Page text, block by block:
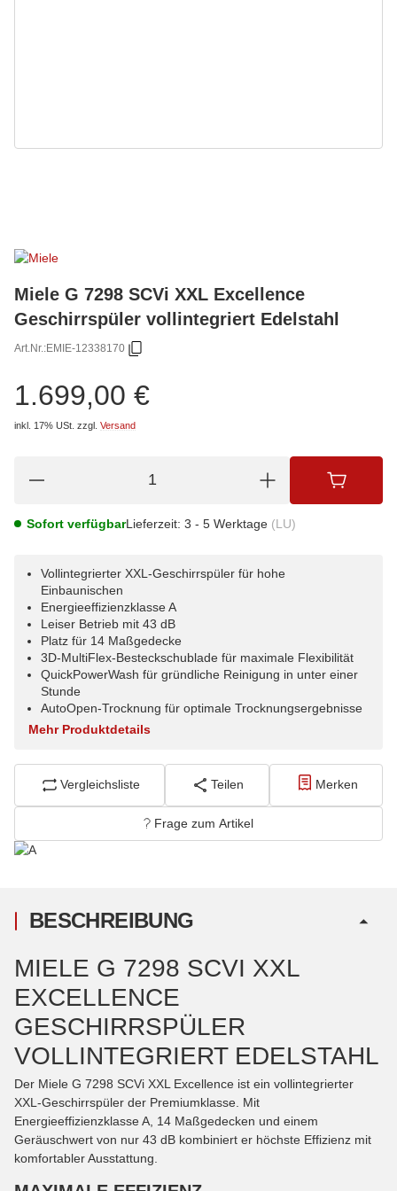
Miele G 7298 SCVi XXL Excellence
Geschirrspüler vollintegriert Edelstahl
Art.Nr.:EMIE-12338170
1.699,00 €
inkl. 17% USt. zzgl. Versand
Sofort verfügbarLieferzeit: 3 - 5 Werktage (LU)
Vollintegrierter XXL-Geschirrspüler für hohe
Einbaunischen
Energieeffizienzklasse A
Leiser Betrieb mit 43 dB
Platz für 14 Maßgedecke
3D-MultiFlex-Besteckschublade für maximale Flexibilität
QuickPowerWash für gründliche Reinigung in unter einer
Stunde
AutoOpen-Trocknung für optimale Trocknungsergebnisse
Mehr Produktdetails
Vergleichsliste Teilen Merken
Frage zum Artikel
BESCHREIBUNG
MIELE G 7298 SCVI XXL
EXCELLENCE
GESCHIRRSPÜLER
VOLLINTEGRIERT EDELSTAHL
Der Miele G 7298 SCVi XXL Excellence ist ein vollintegrierter
XXL-Geschirrspüler der Premiumklasse. Mit
Energieeffizienzklasse A, 14 Maßgedecken und einem
Geräuschwert von nur 43 dB kombiniert er höchste Effizienz mit
komfortabler Ausstattung.